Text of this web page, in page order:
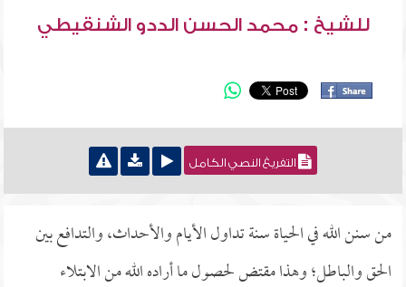
للشيخ : محمد الحسن الددو الشنقيطي
التفريغ النصي الكامل
من سنن الله في الحياة سنة تداول الأيام والأحداث، والتدافع بين
الحق والباطل؛ وهذا مقتض لحصول ما أراده الله من الابتلاء